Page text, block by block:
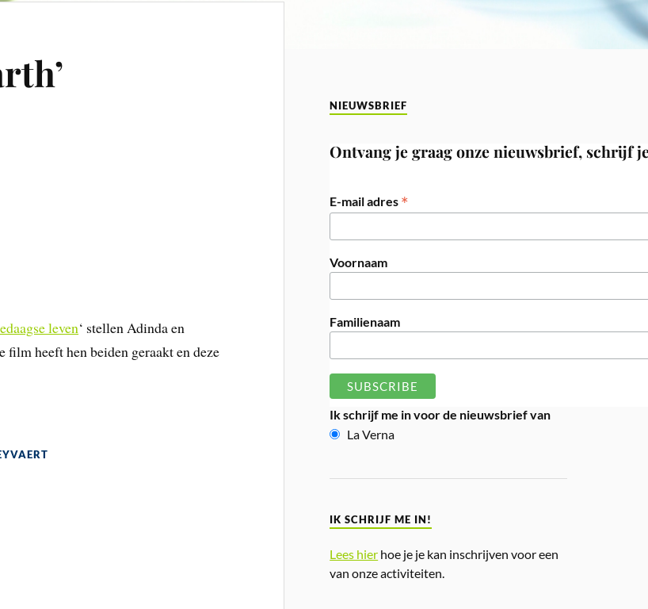
leven‘ stellen Adinda en
film heeft hen beiden geraakt en deze
NIEUWSBRIEF
Ontvang je graag onze nieuwsbrief, schrijf
E-mail adres *
Voornaam
Familienaam
Ik schrijf me in voor de nieuwsbrief van
La Verna
IK SCHRIJF ME IN!
Lees hier hoe je je kan inschrijven voor een
van onze activiteiten.